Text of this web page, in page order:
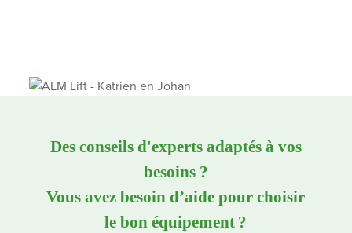
Des conseils d'experts adaptés à vos
besoins ?
Vous avez besoin d’aide pour choisir
le bon équipement ?